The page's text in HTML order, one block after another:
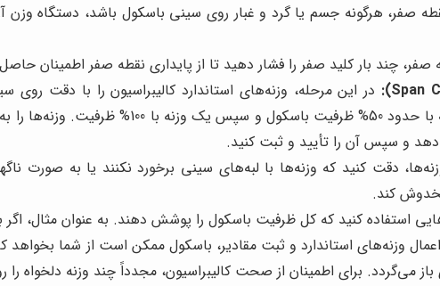
صفر، هرگونه جسم یا گرد و غبار روی سینی باسکول باشد، دستگاه
چند بار کلید صفر را فشار دهید تا از پایداری نقطه صفر اطمینان
در این مرحله، وزنه‌های استاندارد کالیبراسیون را با دقت روی
مختلف استفاده می‌شود، مثلاً یک وزنه با
دهد و سپس آن را تأیید و ثبت کنید.
دقت کنید که وزنه‌ها با لبه‌های سینی برخورد نکنند یا به صورت
مخدوش کند.
کنید که کل ظرفیت باسکول را پوشش دهند. به عنوان مثال، اگر باسکول 100 کیلویی است، از وزنه‌های 50 کیلویی و 100 کیلویی
وزنه‌های استاندارد و ثبت مقادیر، باسکول ممکن است از شما
باز می‌گردد. برای اطمینان از صحت کالیبراسیون، مجدداً چند وزنه دلخواه